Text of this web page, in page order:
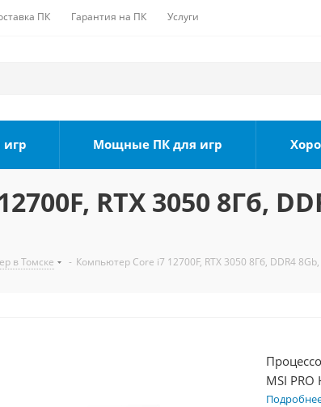
ПК Гарантия на ПК Услуги
Мощные ПК для игр
RTX 3050 8Гб,
в Томске - Компьютер Core i7 12700F, RTX 3050 8Гб, DDR4
MSI
SSD